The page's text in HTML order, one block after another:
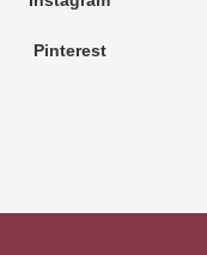
Pinterest